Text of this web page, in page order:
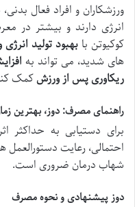
ورزشکاران و افراد فعال
انرژی دارند و بیشتر در
کوکیوتن بابهبود تولید
های شدید، می تواند به
ریکاوری پس از ورزشکمک
راهنمای مصرف: دوز، بهترین
برای دستیابی به حداکثر
احتمالی، رعایت دستورالعمل
شهاب درمان ضروری است.
دوز پیشنهادی و نحوه مصرف